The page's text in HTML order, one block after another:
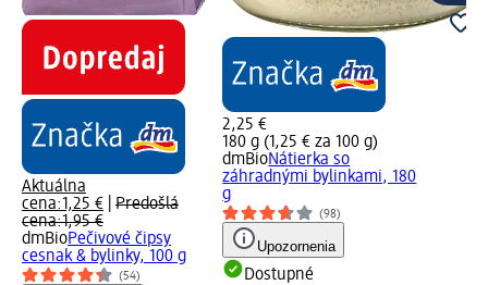
Aktuálna
cena:1,25 €
Predošlá
cena:1,95 €
dmBioPečivové čipsy
cesnak & bylinky, 100 g
(54)
2,25 €
180 g (1,25 € za 100 g)
dmBioNátierka so
záhradnými bylinkami, 180
g
(98)
Upozornenia
Dostupné